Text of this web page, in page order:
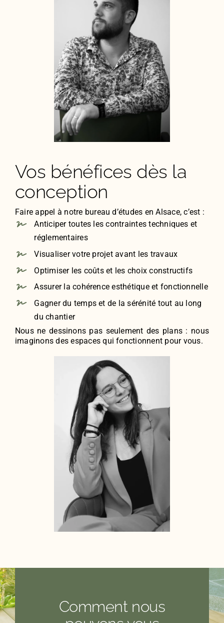
Vos bénéfices dès la
conception
Faire appel à notre bureau d’études en Alsace, c’est :
Anticiper toutes les contraintes techniques et
réglementaires
Visualiser votre projet avant les travaux
Optimiser les coûts et les choix constructifs
Assurer la cohérence esthétique et fonctionnelle
Gagner du temps et de la sérénité tout au long
du chantier
Nous ne dessinons pas seulement des plans : nous
imaginons des espaces qui fonctionnent pour vous.
Comment nous